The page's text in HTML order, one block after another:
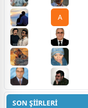
A
SON ŞİİRLERİ